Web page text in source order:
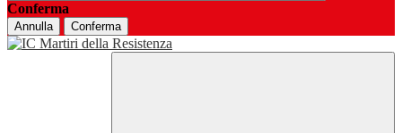
Conferma
Annulla Conferma